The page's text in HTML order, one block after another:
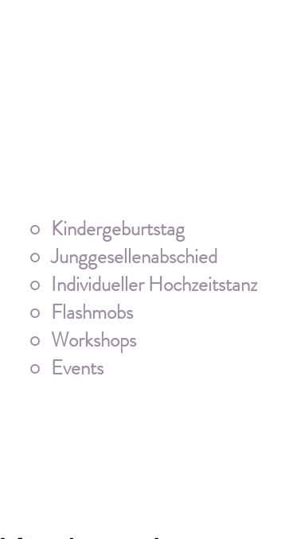
Kindergeburtstag
Junggesellenabschied
Individueller Hochzeitstanz
Flashmobs
Workshops
Events